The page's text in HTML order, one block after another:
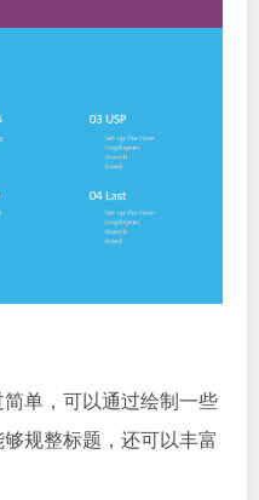
单，可以通过绘制一些
规整标题，还可以丰富